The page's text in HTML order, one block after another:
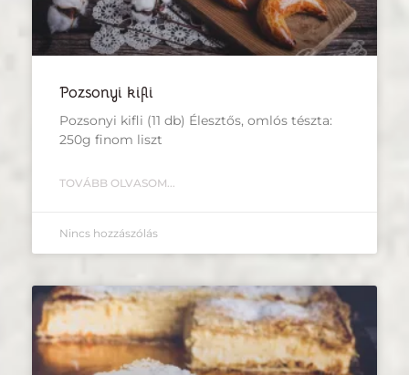
Pozsonyi kifli
Pozsonyi kifli (11 db) Élesztős, omlós tészta:
250g finom liszt
TOVÁBB OLVASOM...
Nincs hozzászólás